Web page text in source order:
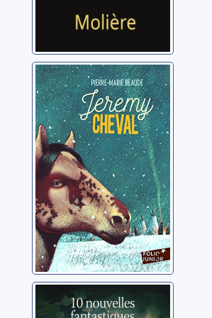
Jeremy Cheval
Beaude, Pierre-Marie
10 nouvelles